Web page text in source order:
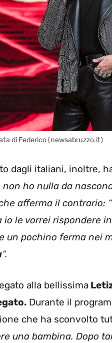
di Federico (newsabruzzo.it)
dagli italiani, inoltre,
non ho nulla da
afferma il contrario:
io le vorrei rispondere
un pochino ferma nei
“.
alla bellissima
Durante il
che ha sconvolto
una bambina. Dopo